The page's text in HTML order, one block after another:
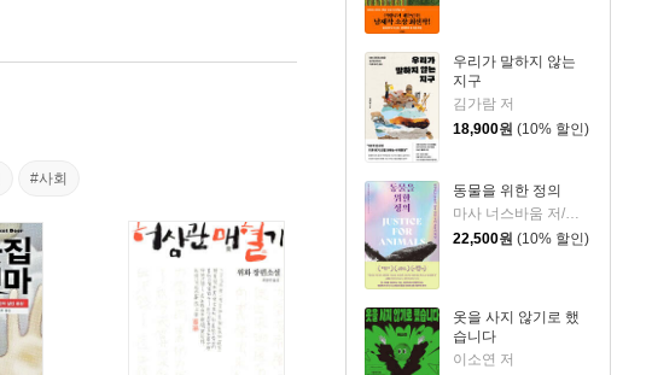
우리가 말하지 않는
지구
김가람 저
18,900원 (10% 할인)
동물을 위한 정의
22,500원 (10% 할인)
옷을 사지 않기로 했
습니다
이소연 저
#사회